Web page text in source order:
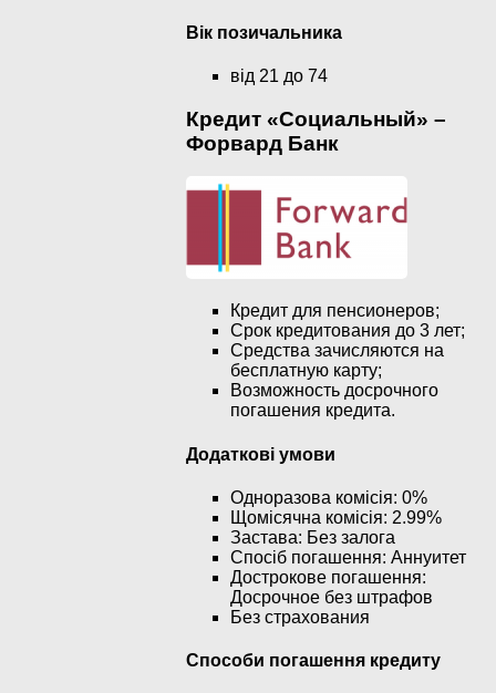
Вік позичальника
від 21 до 74
Кредит «Cоциальный» –
Форвард Банк
Кредит для пенсионеров;
Срок кредитования до 3 лет;
Средства зачисляются на
бесплатную карту;
Возможность досрочного
погашения кредита.
Додаткові умови
Одноразова комісія: 0%
Щомісячна комісія: 2.99%
Застава: Без залога
Спосіб погашення: Aннуитет
Дострокове погашення:
Досрочное без штрафов
Без страхования
Способи погашення кредиту